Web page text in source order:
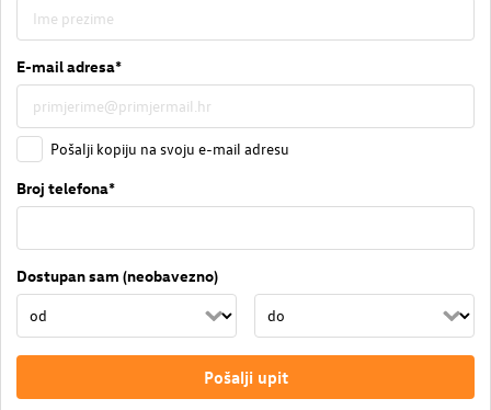
E-mail adresa*
Pošalji kopiju na svoju e-mail adresu
Broj telefona*
Dostupan sam (neobavezno)
Pošalji upit